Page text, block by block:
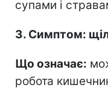
супами і
3. Симптом:
Що означає:
робота